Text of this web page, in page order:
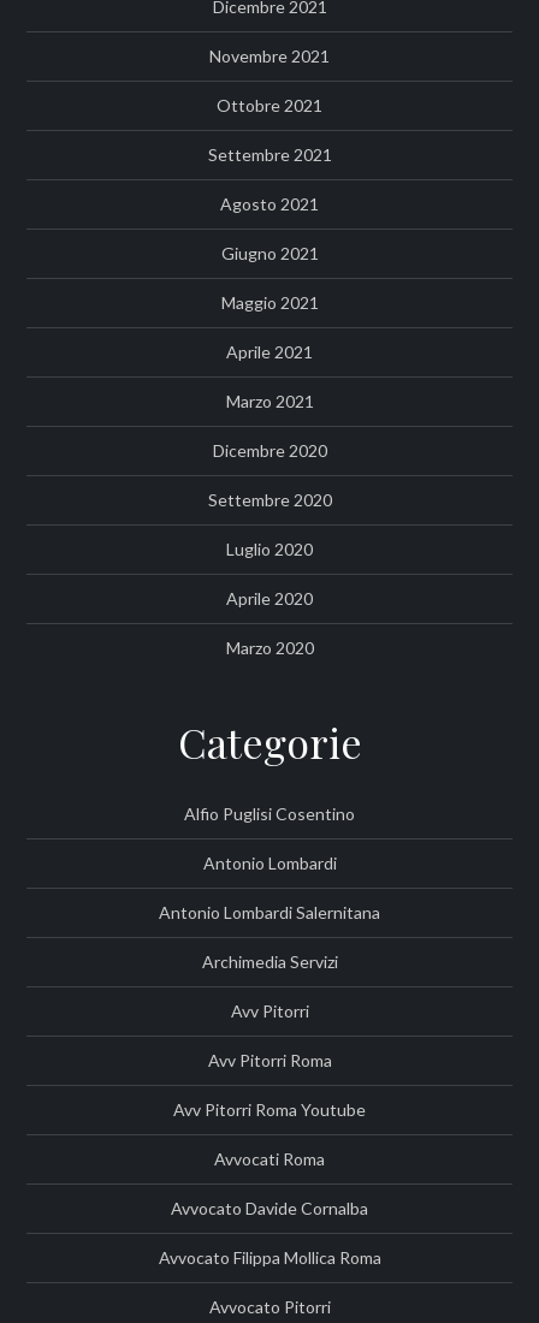
Dicembre 2021
Novembre 2021
Ottobre 2021
Settembre 2021
Agosto 2021
Giugno 2021
Maggio 2021
Aprile 2021
Marzo 2021
Dicembre 2020
Settembre 2020
Luglio 2020
Aprile 2020
Marzo 2020
Categorie
Alfio Puglisi Cosentino
Antonio Lombardi
Antonio Lombardi Salernitana
Archimedia Servizi
Avv Pitorri
Avv Pitorri Roma
Avv Pitorri Roma Youtube
Avvocati Roma
Avvocato Davide Cornalba
Avvocato Filippa Mollica Roma
Avvocato Pitorri